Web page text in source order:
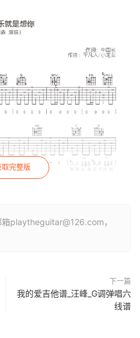
取完整版
playtheguitar@126.com，
下一篇
我的爱吉他谱_汪峰_G调弹唱六
线谱